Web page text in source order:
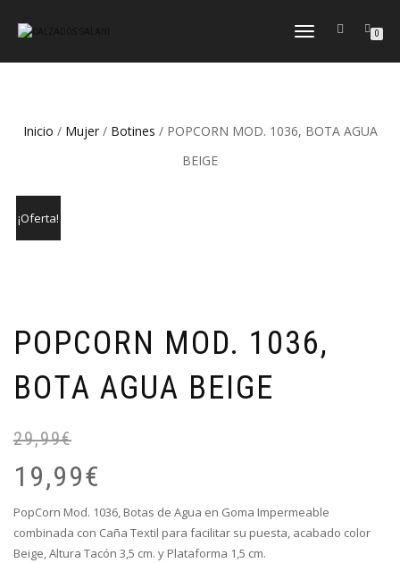
CAMBIAR
0
Inicio / Mujer/ Botines / POPCORN MOD. 1036, BOTA AGUA
BEIGE
¡Oferta!
POPCORN MOD. 1036,
BOTA AGUA BEIGE
29,99€
19,99€
PopCorn Mod. 1036, Botas de Agua en Goma Impermeable
combinada con Caña Textil para facilitar su puesta, acabado color
Beige, Altura Tacón 3,5 cm. y Plataforma 1,5 cm.